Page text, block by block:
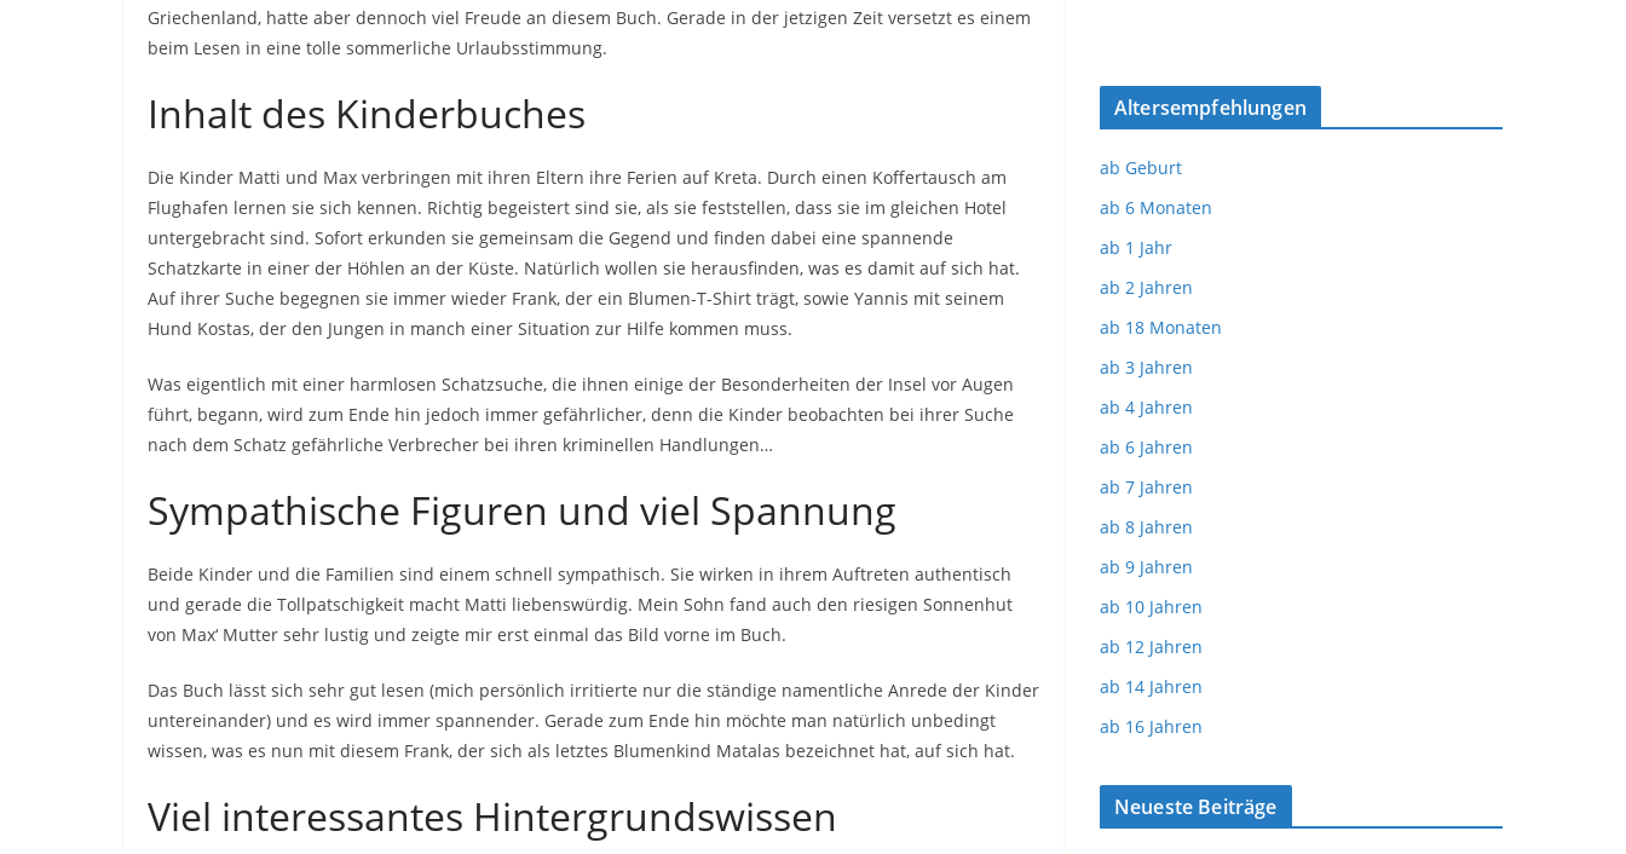
Griechenland, hatte aber dennoch viel Freude an diesem Buch. Gerade in der jetzigen Zeit versetzt es einem
beim Lesen in eine tolle sommerliche Urlaubsstimmung.
Inhalt des Kinderbuches
Die Kinder Matti und Max verbringen mit ihren Eltern ihre Ferien auf Kreta. Durch einen Koffertausch am
Flughafen lernen sie sich kennen. Richtig begeistert sind sie, als sie feststellen, dass sie im gleichen Hotel
untergebracht sind. Sofort erkunden sie gemeinsam die Gegend und finden dabei eine spannende
Schatzkarte in einer der Höhlen an der Küste. Natürlich wollen sie herausfinden, was es damit auf sich hat.
Auf ihrer Suche begegnen sie immer wieder Frank, der ein Blumen-T-Shirt trägt, sowie Yannis mit seinem
Hund Kostas, der den Jungen in manch einer Situation zur Hilfe kommen muss.
Was eigentlich mit einer harmlosen Schatzsuche, die ihnen einige der Besonderheiten der Insel vor Augen
führt, begann, wird zum Ende hin jedoch immer gefährlicher, denn die Kinder beobachten bei ihrer Suche
nach dem Schatz gefährliche Verbrecher bei ihren kriminellen Handlungen…
Sympathische Figuren und viel Spannung
Beide Kinder und die Familien sind einem schnell sympathisch. Sie wirken in ihrem Auftreten authentisch
und gerade die Tollpatschigkeit macht Matti liebenswürdig. Mein Sohn fand auch den riesigen Sonnenhut
von Max‘ Mutter sehr lustig und zeigte mir erst einmal das Bild vorne im Buch.
Das Buch lässt sich sehr gut lesen (mich persönlich irritierte nur die ständige namentliche Anrede der Kinder
untereinander) und es wird immer spannender. Gerade zum Ende hin möchte man natürlich unbedingt
wissen, was es nun mit diesem Frank, der sich als letztes Blumenkind Matalas bezeichnet hat, auf sich hat.
Viel interessantes Hintergrundswissen
Altersempfehlungen
ab Geburt
ab 6 Monaten
ab 1 Jahr
ab 2 Jahren
ab 18 Monaten
ab 3 Jahren
ab 4 Jahren
ab 6 Jahren
ab 7 Jahren
ab 8 Jahren
ab 9 Jahren
ab 10 Jahren
ab 12 Jahren
ab 14 Jahren
ab 16 Jahren
Neueste Beiträge